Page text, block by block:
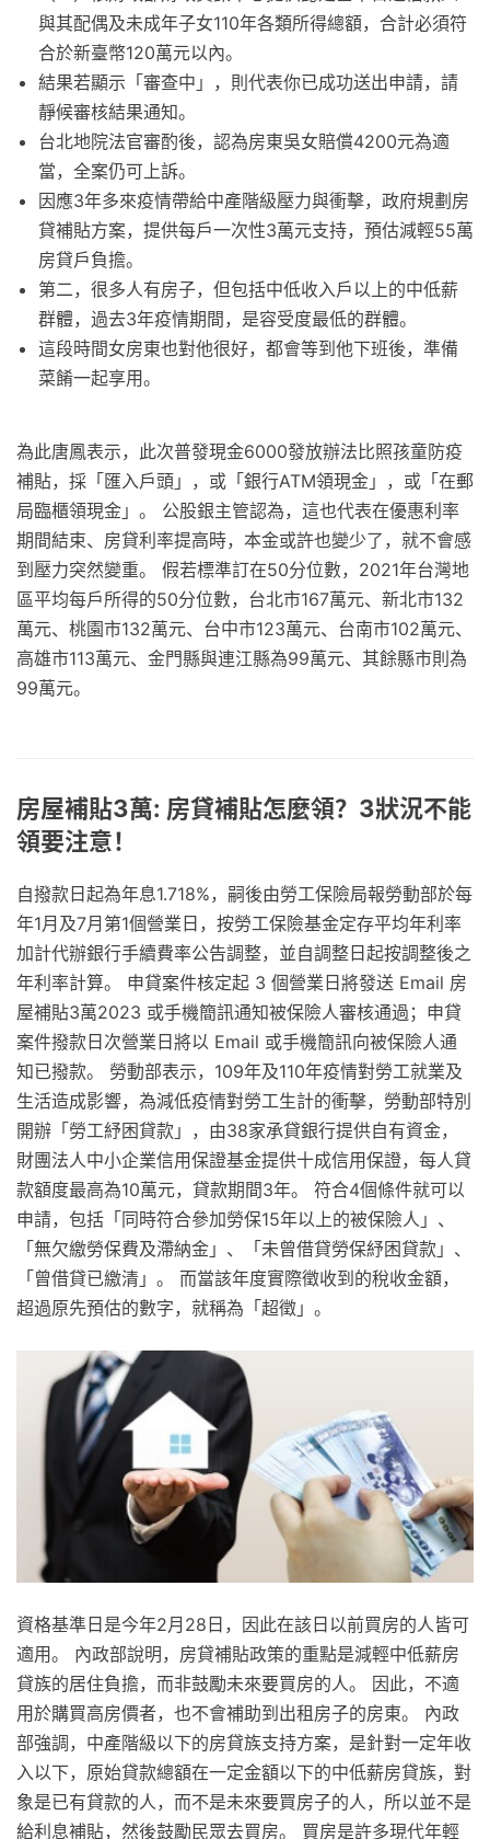
與其配偶及未成年子女110年各類所得總額，合計必須符
合於新臺幣120萬元以內。
結果若顯示「審查中」，則代表你已成功送出申請，請
靜候審核結果通知。
台北地院法官審酌後，認為房東吳女賠償4200元為適
當，全案仍可上訴。
因應3年多來疫情帶給中產階級壓力與衝擊，政府規劃房
貸補貼方案，提供每戶一次性3萬元支持，預估減輕55萬
房貸戶負擔。
第二，很多人有房子，但包括中低收入戶以上的中低薪
群體，過去3年疫情期間，是容受度最低的群體。
這段時間女房東也對他很好，都會等到他下班後，準備
菜餚一起享用。
為此唐鳳表示，此次普發現金6000發放辦法比照孩童防疫
補貼，採「匯入戶頭」，或「銀行ATM領現金」，或「在郵
局臨櫃領現金」。 公股銀主管認為，這也代表在優惠利率
期間結束、房貸利率提高時，本金或許也變少了，就不會感
到壓力突然變重。 假若標準訂在50分位數，2021年台灣地
區平均每戶所得的50分位數，台北市167萬元、新北市132
萬元、桃園市132萬元、台中市123萬元、台南市102萬元、
高雄市113萬元、金門縣與連江縣為99萬元、其餘縣市則為
99萬元。
房屋補貼3萬: 房貸補貼怎麼領？3狀況不能
領要注意！
自撥款日起為年息1.718%，嗣後由勞工保險局報勞動部於每
年1月及7月第1個營業日，按勞工保險基金定存平均年利率
加計代辦銀行手續費率公告調整，並自調整日起按調整後之
年利率計算。 申貸案件核定起 3 個營業日將發送 Email 房
屋補貼3萬2023 或手機簡訊通知被保險人審核通過；申貸
案件撥款日次營業日將以 Email 或手機簡訊向被保險人通
知已撥款。 勞動部表示，109年及110年疫情對勞工就業及
生活造成影響，為減低疫情對勞工生計的衝擊，勞動部特別
開辦「勞工紓困貸款」，由38家承貸銀行提供自有資金，
財團法人中小企業信用保證基金提供十成信用保證，每人貸
款額度最高為10萬元，貸款期間3年。 符合4個條件就可以
申請，包括「同時符合參加勞保15年以上的被保險人」、
「無欠繳勞保費及滯納金」、「未曾借貸勞保紓困貸款」、
「曾借貸已繳清」。 而當該年度實際徵收到的稅收金額，
超過原先預估的數字，就稱為「超徵」。
資格基準日是今年2月28日，因此在該日以前買房的人皆可
適用。 內政部說明，房貸補貼政策的重點是減輕中低薪房
貸族的居住負擔，而非鼓勵未來要買房的人。 因此，不適
用於購買高房價者，也不會補助到出租房子的房東。 內政
部強調，中產階級以下的房貸族支持方案，是針對一定年收
入以下，原始貸款總額在一定金額以下的中低薪房貸族，對
象是已有貸款的人，而不是未來要買房子的人，所以並不是
給利息補貼，然後鼓勵民眾去買房。 買房是許多現代年輕